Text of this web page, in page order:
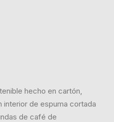
hecho en cartón,
interior de espuma cortada
de café de